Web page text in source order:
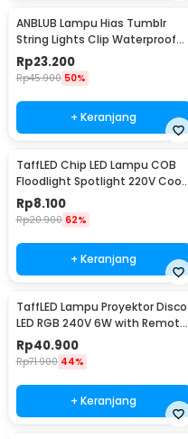
ANBLUB Lampu Hias Tumblr
String Lights Clip Waterproof
20 LED 2M - 0606
Rp23.200
Rp45.900 50%
+ Keranjang
TaffLED Chip LED Lampu COB
Floodlight Spotlight 220V Cool
White 6000K 50W - COB4060-
AC220-50
Rp8.100
Rp20.900 62%
+ Keranjang
TaffLED Lampu Proyektor Disco
LED RGB 240V 6W with Remote
Control - CY-LV-RG
Rp40.900
Rp71.900 44%
+ Keranjang